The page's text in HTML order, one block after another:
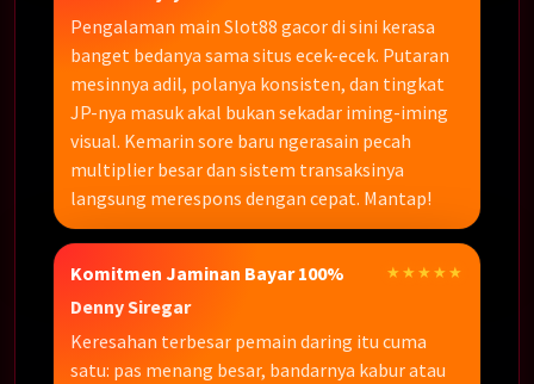
Pengalaman main Slot88 gacor di sini kerasa
banget bedanya sama situs ecek-ecek. Putaran
mesinnya adil, polanya konsisten, dan tingkat
JP-nya masuk akal bukan sekadar iming-iming
visual. Kemarin sore baru ngerasain pecah
multiplier besar dan sistem transaksinya
langsung merespons dengan cepat. Mantap!
Komitmen Jaminan Bayar 100% ★★★★★
Denny Siregar
Keresahan terbesar pemain daring itu cuma
satu: pas menang besar, bandarnya kabur atau